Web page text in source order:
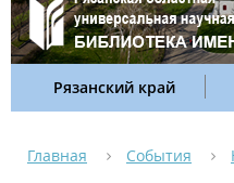
Рязанский край
Главная События